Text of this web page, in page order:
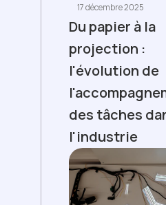
17 décembre 2025
Du papier à la
projection :
l'évolution de
des tâches
l'industrie